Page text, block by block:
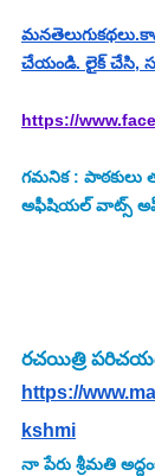
చేయండి. లైక్ చేసి,
https://
గమనిక :
అఫీషియల్ వాట్స్ అప్
రచయిత్రి
https://
kshmi
నా పేరు శ్రీమతి